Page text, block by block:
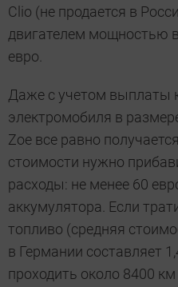
Clio (не продается в
двигателем мощностью
евро.
Даже с учетом выплаты
электромобиля в
Zoe все равно
стоимости нужно
расходы: не менее 60
аккумулятора. Если
топливо (средняя
в Германии составляет
проходить около 8400 км